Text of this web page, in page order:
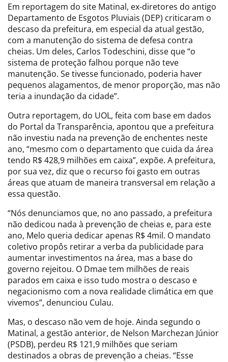
Em reportagem do site Matinal, ex-diretores do antigo
Departamento de Esgotos Pluviais (DEP) criticaram o
descaso da prefeitura, em especial da atual gestão,
com a manutenção do sistema de defesa contra
cheias. Um deles, Carlos Todeschini, disse que “o
sistema de proteção falhou porque não teve
manutenção. Se tivesse funcionado, poderia haver
pequenos alagamentos, de menor proporção, mas não
teria a inundação da cidade”.
Outra reportagem, do UOL, feita com base em dados
do Portal da Transparência, apontou que a prefeitura
não investiu nada na prevenção de enchentes neste
ano, “mesmo com o departamento que cuida da área
tendo R$ 428,9 milhões em caixa”, expõe. A prefeitura,
por sua vez, diz que o recurso foi gasto em outras
áreas que atuam de maneira transversal em relação a
essa questão.
“Nós denunciamos que, no ano passado, a prefeitura
não dedicou nada à prevenção de cheias e, para este
ano, Melo queria dedicar apenas R$ 4mil. O mandato
coletivo propôs retirar a verba da publicidade para
aumentar investimentos na área, mas a base do
governo rejeitou. O Dmae tem milhões de reais
parados em caixa e isso tudo mostra o descaso e
negacionismo com a nova realidade climática em que
vivemos”, denunciou Culau.
Mas, o descaso não vem de hoje. Ainda segundo o
Matinal, a gestão anterior, de Nelson Marchezan Júnior
(PSDB), perdeu R$ 121,9 milhões que seriam
destinados a obras de prevenção a cheias. “Esse